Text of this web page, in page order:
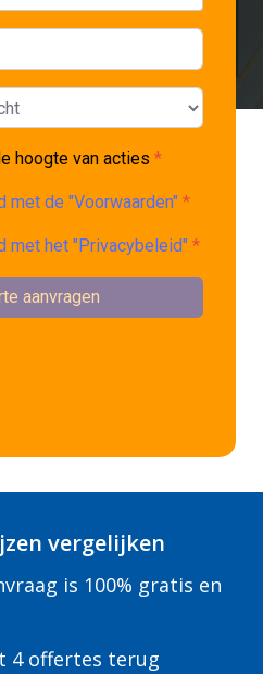
vergelijken
is 100% gratis en
4 offertes terug